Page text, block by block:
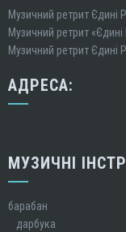
Музичний ретрит Єдині
Музичний ретрит
Музичний ретрит Єдині
АДРЕСА:
МУЗИЧНІ
барабан
дарбука